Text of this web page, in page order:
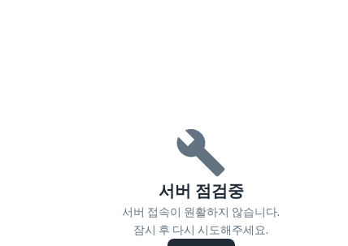
서버 점검중
서버 접속이 원활하지 않습니다.
잠시 후 다시 시도해주세요.